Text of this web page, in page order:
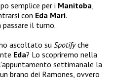
semplice per i Manitoba,
con Eda Marì.
il turno.
ascoltato su Spotifyche
Eda? Lo scopriremo nella
settimanale la
brano dei Ramones, ovvero